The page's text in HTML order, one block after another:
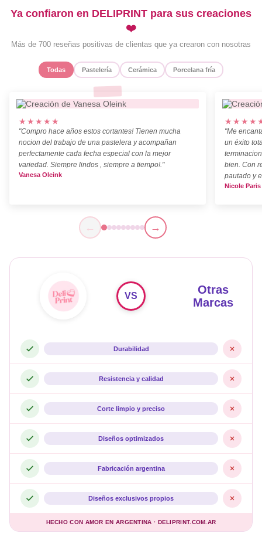
Ya confiaron en DELIPRINT para sus creaciones
❤️
Más de 700 reseñas positivas de clientas que ya crearon con nosotras
Todas Pastelería Cerámica Porcelana fría
★★★★★
"Compro hace años estos cortantes! Tienen mucha
nocion del trabajo de una pastelera y acompañan
perfectamente cada fecha especial con la mejor
variedad. Siempre lindos , siempre a tiempo!."
Vanesa Oleink
"Me
un éxito
bien. Con
pautado y
Nicole Paris
← →
Otras
Marcas
VS
Durabilidad
Resistencia y calidad
Corte limpio y preciso
Diseños optimizados
Fabricación argentina
Diseños exclusivos propios
HECHO CON AMOR EN ARGENTINA · DELIPRINT.COM.AR